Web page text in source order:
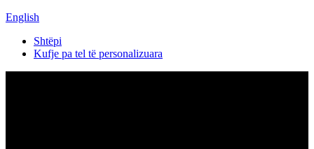
English
Shtëpi
Kufje pa tel të personalizuara